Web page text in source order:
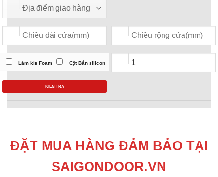
Làm kín Foam Cột Bắn silicon
KIỂM TRA
ĐẶT MUA HÀNG ĐẢM BẢO TẠI
SAIGONDOOR.VN